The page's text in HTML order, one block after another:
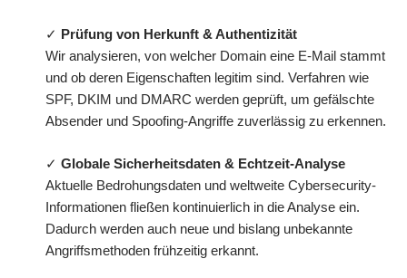
✓
Prüfung von Herkunft & Authentizität
Wir analysieren, von welcher Domain eine E-Mail stammt
und ob deren Eigenschaften legitim sind. Verfahren wie
SPF, DKIM und DMARC werden geprüft, um gefälschte
Absender und Spoofing-Angriffe zuverlässig zu erkennen.
✓ Globale Sicherheitsdaten & Echtzeit-Analyse
Aktuelle Bedrohungsdaten und weltweite Cybersecurity-
Informationen fließen kontinuierlich in die Analyse ein.
Dadurch werden auch neue und bislang unbekannte
Angriffsmethoden frühzeitig erkannt.